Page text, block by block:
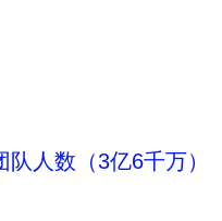
人数（3亿6千万）